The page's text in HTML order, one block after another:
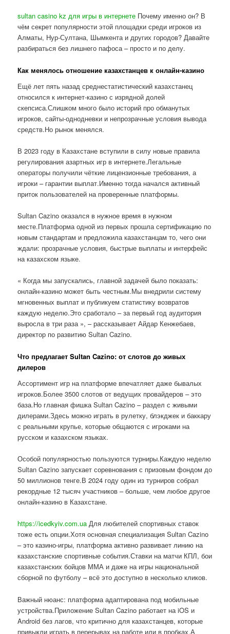
sultan casino kz для игры в интернете Почему именно он? В
чём секрет популярности этой площадки среди игроков из
Алматы, Нур-Султана, Шымкента и других городов? Давайте
разбираться без лишнего пафоса – просто и по делу.
Как менялось отношение казахстанцев к онлайн-казино
Ещё лет пять назад среднестатистический казахстанец
относился к интернет-казино с изрядной долей
скепсиса.Слишком много было историй про обманутых
игроков, сайты-однодневки и непрозрачные условия вывода
средств.Но рынок менялся.
В 2023 году в Казахстане вступили в силу новые правила
регулирования азартных игр в интернете.Легальные
операторы получили чёткие лицензионные требования, а
игроки – гарантии выплат.Именно тогда начался активный
приток пользователей на проверенные платформы.
Sultan Cazino оказался в нужное время в нужном
месте.Платформа одной из первых прошла сертификацию по
новым стандартам и предложила казахстанцам то, чего они
ждали: прозрачные условия, быстрые выплаты и интерфейс
на казахском языке.
« Когда мы запускались, главной задачей было показать:
онлайн-казино может быть честным.Мы внедрили систему
мгновенных выплат и публикуем статистику возвратов
каждую неделю.Это сработало – за первый год аудитория
выросла в три раза », – рассказывает Айдар Кенжебаев,
директор по развитию Sultan Cazino.
Что предлагает Sultan Cazino: от слотов до живых
дилеров
Ассортимент игр на платформе впечатляет даже бывалых
игроков.Более 3500 слотов от ведущих провайдеров – это
база.Но главная фишка Sultan Cazino – раздел с живыми
дилерами.Здесь можно играть в рулетку, блэкджек и баккару
с реальными крупье, которые общаются с игроками на
русском и казахском языках.
Особой популярностью пользуются турниры.Каждую неделю
Sultan Cazino запускает соревнования с призовым фондом до
50 миллионов тенге.В 2024 году один из турниров собрал
рекордные 12 тысяч участников – больше, чем любое другое
онлайн-казино в Казахстане.
https://icedkyiv.com.ua Для любителей спортивных ставок
тоже есть опции.Хотя основная специализация Sultan Cazino
– это казино-игры, платформа активно развивает линию на
казахстанские спортивные события.Ставки на матчи КПЛ, бои
казахстанских бойцов ММА и даже на игры национальной
сборной по футболу – всё это доступно в несколько кликов.
Важный нюанс: платформа адаптирована под мобильные
устройства.Приложение Sultan Cazino работает на iOS и
Android без лагов, что критично для казахстанцев, которые
привыкли играть в перерывах на работе или в пробках.А